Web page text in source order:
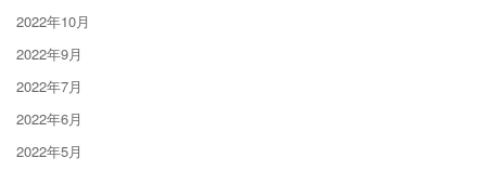
2022年10月
2022年9月
2022年7月
2022年6月
2022年5月